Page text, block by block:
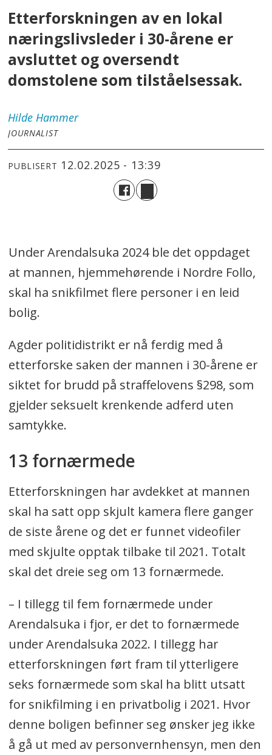
Etterforskningen av en lokal
næringslivsleder i 30-årene er
avsluttet og oversendt
domstolene som tilståelsessak.
Hilde Hammer
JOURNALIST
PUBLISERT 12.02.2025 - 13:39
Under Arendalsuka 2024 ble det oppdaget
at mannen, hjemmehørende i Nordre Follo,
skal ha snikfilmet flere personer i en leid
bolig.
Agder politidistrikt er nå ferdig med å
etterforske saken der mannen i 30-årene er
siktet for brudd på straffelovens §298, som
gjelder seksuelt krenkende adferd uten
samtykke.
13 fornærmede
Etterforskningen har avdekket at mannen
skal ha satt opp skjult kamera flere ganger
de siste årene og det er funnet videofiler
med skjulte opptak tilbake til 2021. Totalt
skal det dreie seg om 13 fornærmede.
– I tillegg til fem fornærmede under
Arendalsuka i fjor, er det to fornærmede
under Arendalsuka 2022. I tillegg har
etterforskningen ført fram til ytterligere
seks fornærmede som skal ha blitt utsatt
for snikfilming i en privatbolig i 2021. Hvor
denne boligen befinner seg ønsker jeg ikke
å gå ut med av personvernhensyn, men den